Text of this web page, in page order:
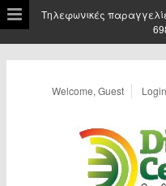
Τηλεφωνικές
Welcome, Guest